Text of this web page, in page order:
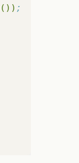
()) ;